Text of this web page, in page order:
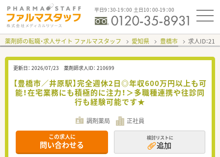
平日9：30-19：00 土日10：00-19：00
薬剤師の転職・求人サイト ファルマスタッフ 愛知県 豊橋市 求人ID：
更新日： 2026/07/23 薬剤師求人ID： 210699
【豊橋市／井原駅】完全週休2日◎年収600万円以上も可
能！在宅業務にも積極的に注力！＞多職種連携や往診同
行も経験可能です★
調剤薬局 正社員
この求人に
問い合わせる
検討リストに
追加